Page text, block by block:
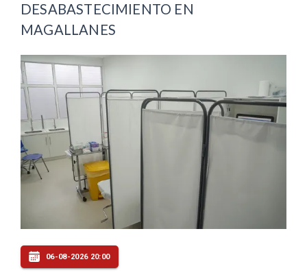
DESABASTECIMIENTO EN
MAGALLANES
06-08-2026 20:00